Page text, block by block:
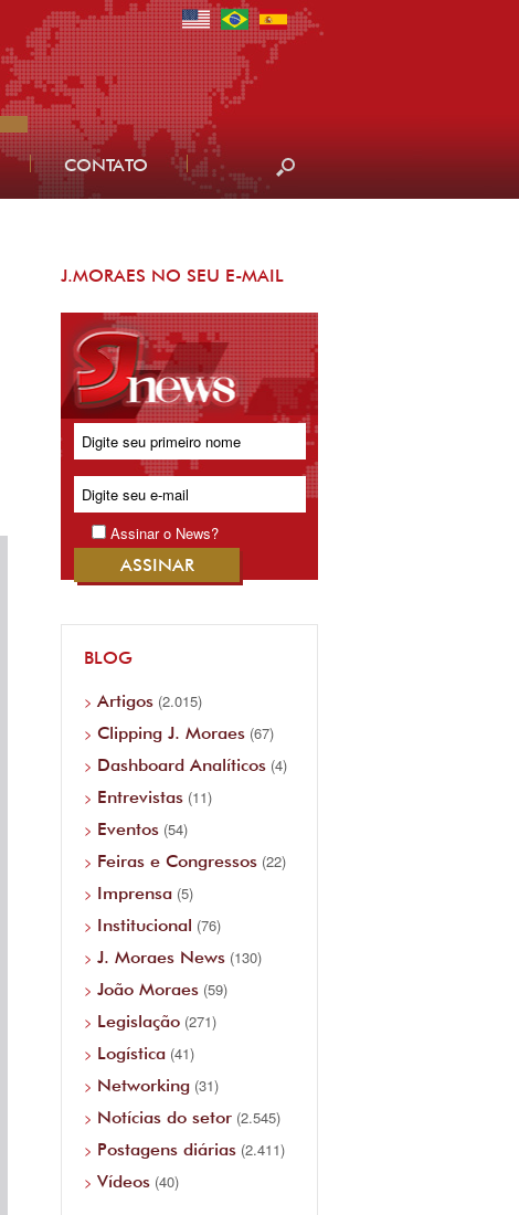
CONTATO
J.MORAES NO SEU E-MAIL
Assinar o News?
BLOG
Artigos (2.015)
Clipping J. Moraes (67)
Dashboard Analíticos (4)
Entrevistas (11)
Eventos (54)
Feiras e Congressos (22)
Imprensa (5)
Institucional (76)
J. Moraes News (130)
João Moraes (59)
Legislação (271)
Logística (41)
Networking (31)
Notícias do setor (2.545)
Postagens diárias (2.411)
Vídeos (40)